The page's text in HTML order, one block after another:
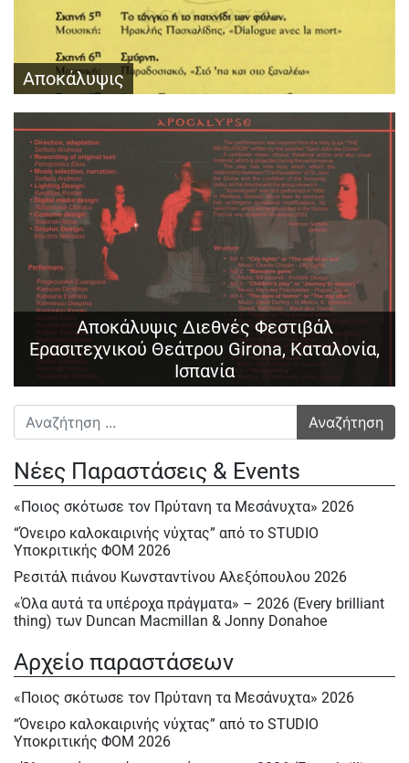
Αποκάλυψις
Αποκάλυψις Διεθνές Φεστιβάλ
Ερασιτεχνικού Θεάτρου Girona, Καταλονία,
Ισπανία
Αναζήτηση για:
Νέες Παραστάσεις & Events
«Ποιος σκότωσε τον Πρύτανη τα Μεσάνυχτα» 2026
“Όνειρο καλοκαιρινής νύχτας” από το STUDIO
Υποκριτικής ΦΟΜ 2026
Ρεσιτάλ πιάνου Κωνσταντίνου Αλεξόπουλου 2026
«Όλα αυτά τα υπέροχα πράγματα» – 2026 (Every brilliant
thing) των Duncan Macmillan & Jonny Donahoe
Σάββατο 23/5, Κυρ.24/5 & Δευτ.25/5/2026
Ε΄ Πολιτιστική ΄Ανοιξη στον ΦΟΜ 2026
Ε΄ Πολιτιστική Άνοιξη 2026
Ηρακλής Πασχαλίδης, Σάββατο 9 Μαίου 2026
Αρχείο παραστάσεων
«Ποιος σκότωσε τον Πρύτανη τα Μεσάνυχτα» 2026
“Όνειρο καλοκαιρινής νύχτας” από το STUDIO
Υποκριτικής ΦΟΜ 2026